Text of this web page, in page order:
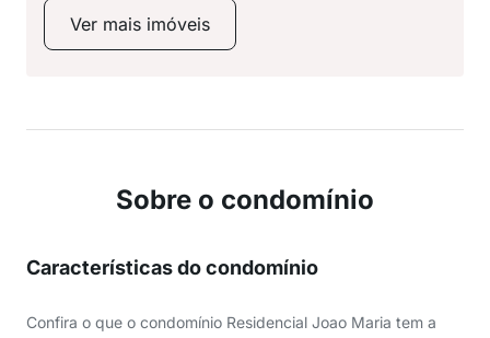
Ver mais imóveis
Sobre o condomínio
Características do condomínio
Confira o que o condomínio Residencial Joao Maria tem a